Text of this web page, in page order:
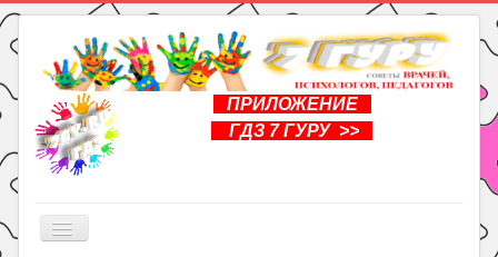
ПРИЛОЖЕНИЕ
ГДЗ 7 ГУРУ >>
Включить/